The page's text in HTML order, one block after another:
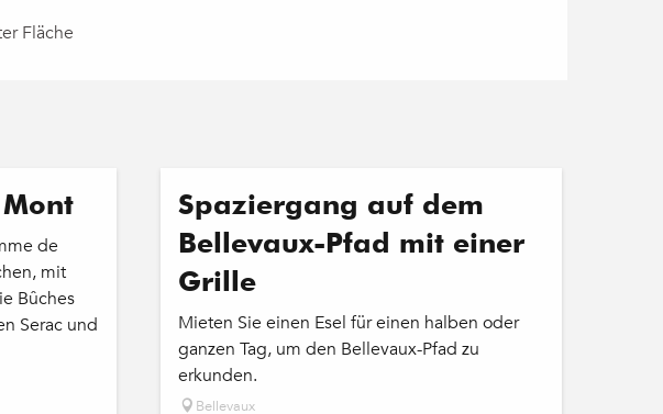
Fläche
de
mit
Bûches
Serac und
Spaziergang auf dem
Bellevaux-Pfad mit einer
Grille
Mieten Sie einen Esel für einen halben oder
ganzen Tag, um den Bellevaux-Pfad zu
erkunden.
Bellevaux